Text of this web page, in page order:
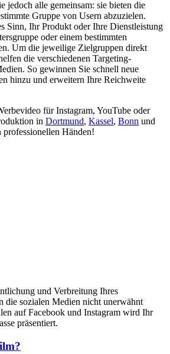
jedoch alle gemeinsam: sie bieten die
Gruppe von Usern abzuzielen.
Sinn, Ihr Produkt oder Ihre Dienstleistung
oder einem bestimmten
Um die jeweilige Zielgruppen direkt
die verschiedenen Targeting-
So gewinnen Sie schnell neue
hinzu und erweitern Ihre Reichweite
für Instagram, YouTube oder
in Dortmund, Kassel, Bonn und
Händen!
und Verbreitung Ihres
die sozialen Medien nicht unerwähnt
auf Facebook und Instagram wird Ihr
präsentiert.